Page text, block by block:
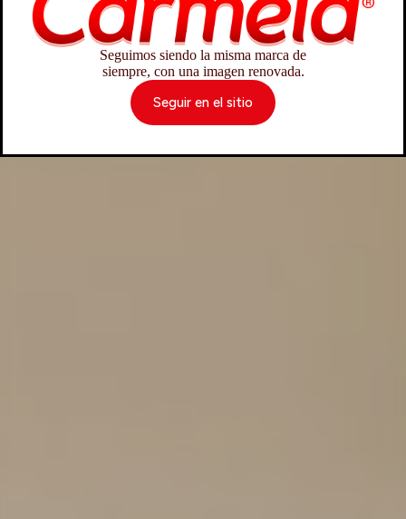
Seguimos siendo la misma marca de
siempre, con una imagen renovada.
Seguir en el sitio